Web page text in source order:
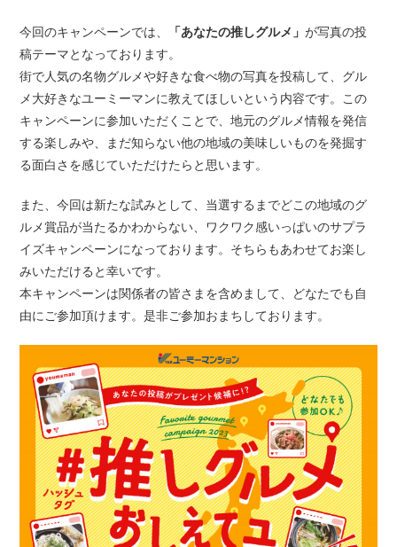
今回のキャンペーンでは、 「あなたの推しグルメ」が写真の投
稿テーマとなっております。
街で人気の名物グルメや好きな食べ物の写真を投稿して、グル
メ大好きなユーミーマンに教えてほしいという内容です。この
キャンペーンに参加いただくことで、地元のグルメ情報を発信
する楽しみや、まだ知らない他の地域の美味しいものを発掘す
る面白さを感じていただけたらと思います。
また、今回は新たな試みとして、当選するまでどこの地域のグ
ルメ賞品が当たるかわからない、ワクワク感いっぱいのサプラ
イズキャンペーンになっております。そちらもあわせてお楽し
みいただけると幸いです。
本キャンペーンは関係者の皆さまを含めまして、どなたでも自
由にご参加頂けます。是非ご参加おまちしております。